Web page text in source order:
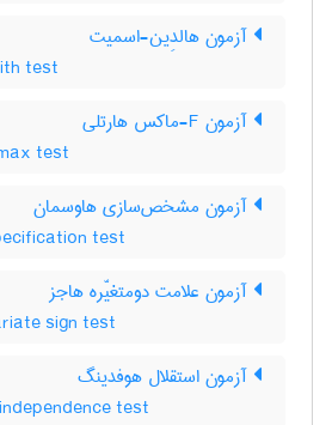
آزمون هالدِین-اسمیت
test
آزمون F-ماکس هارتلی
test
آزمون مشخص‌سازی هاوسمان
test
آزمون علامت دومتغیّره هاجز
sign test
آزمون استقلال هوفدینگ
test